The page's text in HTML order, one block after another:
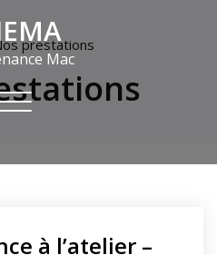
Mac
Toggle
prestations
à l’atelier –